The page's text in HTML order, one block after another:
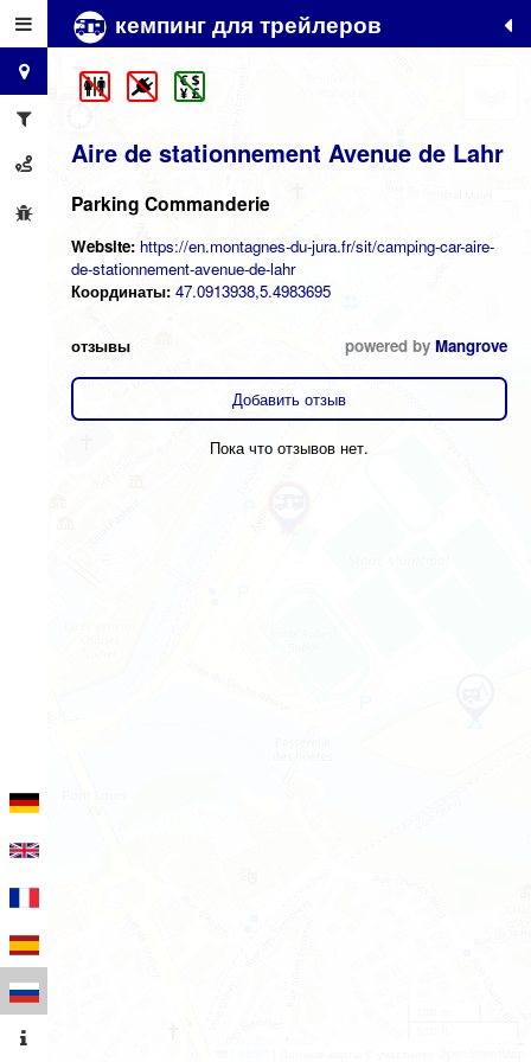
кемпинг для трейлеров
Aire de stationnement Avenue de Lahr
Parking Commanderie
Website: https://en.montagnes-du-jura.fr/sit/camping-car-aire-
de-stationnement-avenue-de-lahr
Координаты: 47.0913938,5.4983695
отзывы powered by Mangrove
Добавить отзыв
Пока что отзывов нет.
+
−